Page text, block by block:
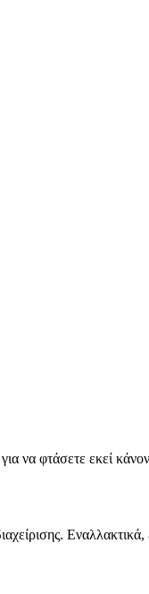
να φτάσετε εκεί